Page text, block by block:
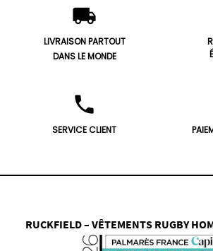
local_shipping
LIVRAISON PARTOUT
DANS LE MONDE
phone
SERVICE CLIENT
RUCKFIELD – VÊTEMENTS RUGBY